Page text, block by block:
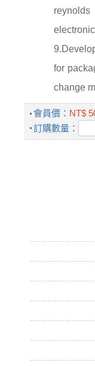
for
change
會員價： NT$
訂購數量：